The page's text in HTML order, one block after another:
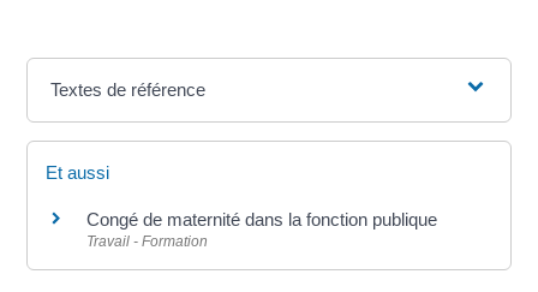
Textes de référence
Et aussi
Congé de maternité dans la fonction publique
Travail - Formation